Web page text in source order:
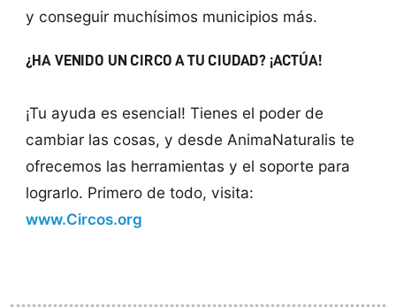
y conseguir muchísimos municipios más.
¿HA VENIDO UN CIRCO A TU CIUDAD? ¡ACTÚA!
¡Tu ayuda es esencial! Tienes el poder de
cambiar las cosas, y desde AnimaNaturalis te
ofrecemos las herramientas y el soporte para
lograrlo. Primero de todo, visita:
www.Circos.org